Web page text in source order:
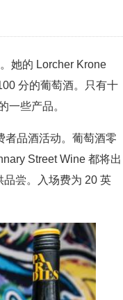
她的 Lorcher Krone
分的葡萄酒。只有十
一些产品。
者品酒活动。葡萄酒零
Street Wine 都将出
尝。入场费为 20 英